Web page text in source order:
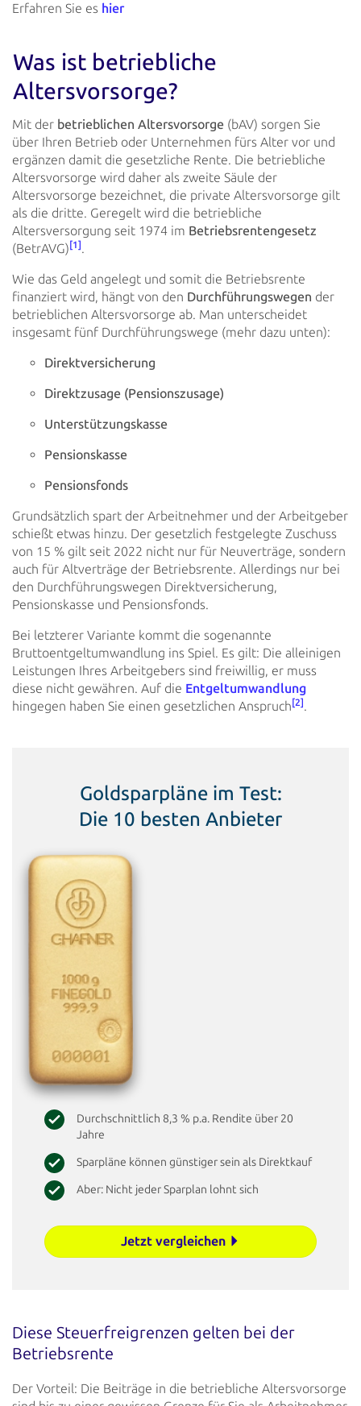
Erfahren Sie es hier
Was ist betriebliche
Altersvorsorge?
Mit der betrieblichen Altersvorsorge (bAV) sorgen Sie
über Ihren Betrieb oder Unternehmen fürs Alter vor und
ergänzen damit die gesetzliche Rente. Die betriebliche
Altersvorsorge wird daher als zweite Säule der
Altersvorsorge bezeichnet, die private Altersvorsorge gilt
als die dritte. Geregelt wird die betriebliche
Altersversorgung seit 1974 im Betriebsrentengesetz
(BetrAVG) [1] .
Wie das Geld angelegt und somit die Betriebsrente
finanziert wird, hängt von den Durchführungswegen der
betrieblichen Altersvorsorge ab. Man unterscheidet
insgesamt fünf Durchführungswege (mehr dazu unten):
Direktversicherung
Direktzusage (Pensionszusage)
Unterstützungskasse
Pensionskasse
Pensionsfonds
Grundsätzlich spart der Arbeitnehmer und der Arbeitgeber
schießt etwas hinzu. Der gesetzlich festgelegte Zuschuss
von 15 % gilt seit 2022 nicht nur für Neuverträge, sondern
auch für Altverträge der Betriebsrente. Allerdings nur bei
den Durchführungswegen Direktversicherung,
Pensionskasse und Pensionsfonds.
Bei letzterer Variante kommt die sogenannte
Bruttoentgeltumwandlung ins Spiel. Es gilt: Die alleinigen
Leistungen Ihres Arbeitgebers sind freiwillig, er muss
diese nicht gewähren. Auf die Entgeltumwandlung
hingegen haben Sie einen gesetzlichen Anspruch [2] .
Goldsparpläne im Test:
Die 10 besten Anbieter
Durchschnittlich 8,3 % p.a. Rendite über 20
Jahre
Sparpläne können günstiger sein als Direktkauf
Aber: Nicht jeder Sparplan lohnt sich
Jetzt vergleichen
Diese Steuerfreigrenzen gelten bei der
Betriebsrente
Der Vorteil: Die Beiträge in die betriebliche Altersvorsorge